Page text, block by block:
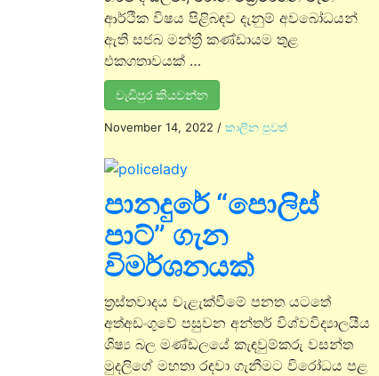
ආර්ථික විෂය පිළිබඳව දැනුම් අවබෝධයන්
ඇති සජබ මන්ත්‍රී කණ්ඩායම තුළ
එකගතාවයක් …
වැඩිපුර කියවන්න
November 14, 2022 / කාලීන පුවත්
පානදුරේ “පොලිස්
පාට්” ගැන
විමර්ශනයක්
ත‍්‍රස්තවාදය වැළැක්වීමේ පනත යටතේ
අත්අඩංගුවේ පසුවන අන්තර් විශ්වවිද්‍යාලයීය
ශිෂ්‍ය බල මණ්ඩලයේ කැඳවුම්කරු වසන්ත
මුදලිගේ මහතා රඳවා ගැනීමට විරෝධය පළ